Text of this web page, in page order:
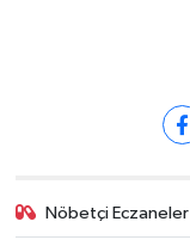
Nöbetçi Eczaneler